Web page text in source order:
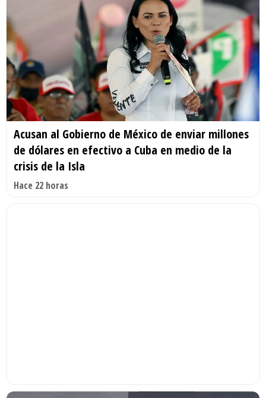
Acusan al Gobierno de México de enviar millones
de dólares en efectivo a Cuba en medio de la
crisis de la Isla
Hace 22 horas